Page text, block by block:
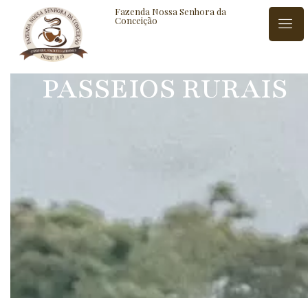
Fazenda Nossa Senhora da
Conceição
BLOG CONTATO
PASSEIOS RURAIS